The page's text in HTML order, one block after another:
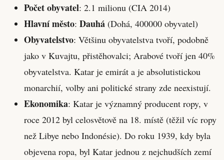
Počet obyvatel: 2.1 milionu (CIA 2014)
Hlavní město: Dauhá (Dohá, 400000 obyvatel)
Obyvatelstvo: Většinu obyvatelstva tvoří, podobně
jako v Kuvajtu, přistěhovalci; Arabové tvoří jen 40%
obyvatelstva. Katar je emirát a je absolutistickou
monarchií, volby ani politické strany zde neexistují.
Ekonomika: Katar je významný producent ropy, v
roce 2012 byl celosvětově na 18. místě (těžil víc ropy
než Libye nebo Indonésie). Do roku 1939, kdy byla
objevena ropa, byl Katar jednou z nejchudších zemí